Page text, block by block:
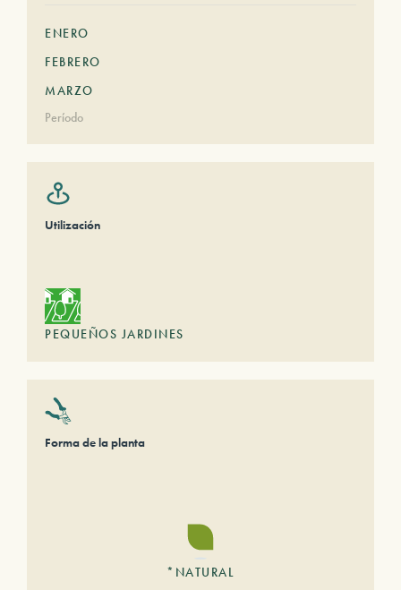
ENERO
FEBRERO
MARZO
Período
Utilización
PEQUEÑOS JARDINES
Forma de la planta
*NATURAL